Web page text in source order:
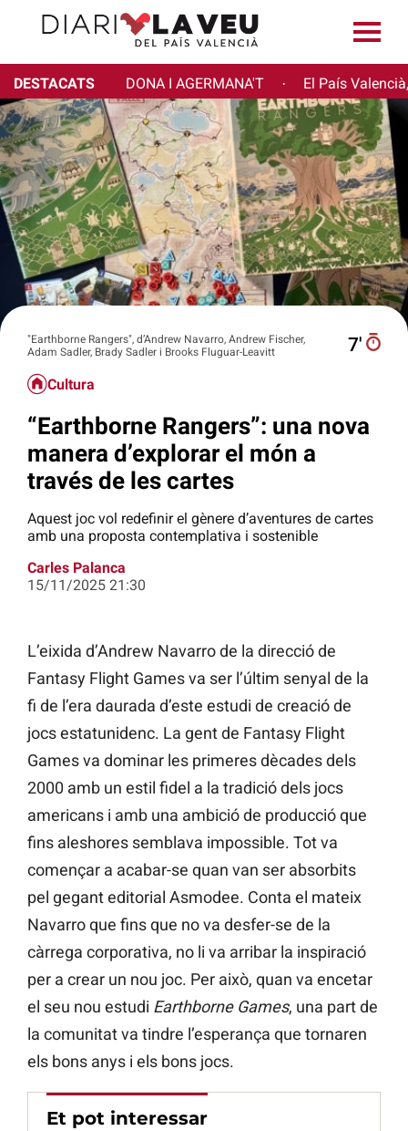
DESTACATS DONA I AGERMANA'T · El País
"Earthborne Rangers", d’Andrew Navarro, Andrew Fischer,
Adam Sadler, Brady Sadler i Brooks Fluguar-Leavitt
7′
Cultura
“Earthborne Rangers”: una nova
manera d’explorar el món a
través de les cartes
Aquest joc vol redefinir el gènere d’aventures de cartes
amb una proposta contemplativa i sostenible
Carles Palanca
15/11/2025 21:30
L’eixida d’Andrew Navarro de la direcció de
Fantasy Flight Games va ser l’últim senyal de la
fi de l’era daurada d’este estudi de creació de
jocs estatunidenc. La gent de Fantasy Flight
Games va dominar les primeres dècades dels
2000 amb un estil fidel a la tradició dels jocs
americans i amb una ambició de producció que
fins aleshores semblava impossible. Tot va
començar a acabar-se quan van ser absorbits
pel gegant editorial Asmodee. Conta el mateix
Navarro que fins que no va desfer-se de la
càrrega corporativa, no li va arribar la inspiració
per a crear un nou joc. Per això, quan va encetar
el seu nou estudi Earthborne Games, una part de
la comunitat va tindre l’esperança que tornaren
els bons anys i els bons jocs.
Et pot interessar